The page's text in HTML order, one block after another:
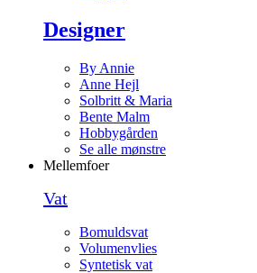
Designer
By Annie
Anne Hejl
Solbritt & Maria
Bente Malm
Hobbygården
Se alle mønstre
Mellemfoer
Vat
Bomuldsvat
Volumenvlies
Syntetisk vat